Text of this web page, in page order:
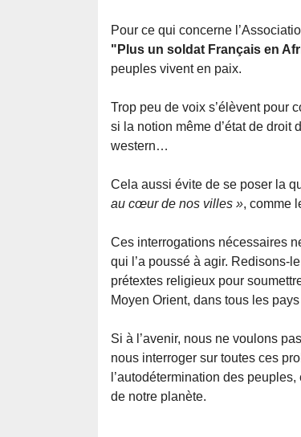
Pour ce qui concerne
"Plus un soldat Français en
peuples vivent en paix.
Trop peu de voix s’élèvent pour
si la notion même d’état de droit
western…
Cela aussi évite de se poser la
au cœur de nos villes », comme
Ces interrogations nécessaires
qui l’a poussé à agir. Redisons-
prétextes religieux pour
Moyen Orient, dans tous les
Si à l’avenir, nous ne voulons
nous interroger sur toutes ces
l’autodétermination des
de notre planète.